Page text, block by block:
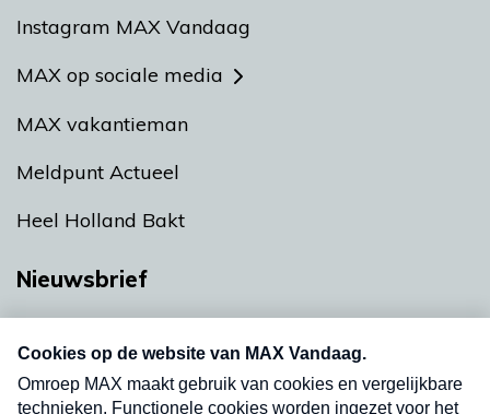
Instagram MAX Vandaag
MAX op sociale media
MAX vakantieman
Meldpunt Actueel
Heel Holland Bakt
Nieuwsbrief
nieuwsbrief. Elke vrijdag- en dinsdagochtend in
uw mailbox.